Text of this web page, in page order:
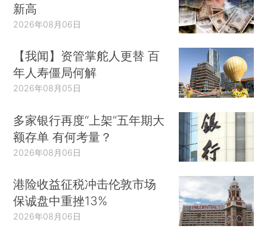
新高
2026年08月06日
【我闻】资管掌舵人更替 百
年人寿僵局何解
2026年08月05日
多家银行再度“上架”五年期大
额存单 有何考量？
2026年08月06日
港险收益征税冲击伦敦市场
保诚盘中重挫13%
2026年08月06日